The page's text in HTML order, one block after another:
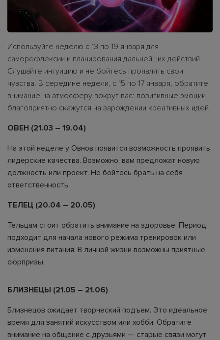
Используйте неделю с 13 по 19 января для
саморефлексии и планирования дальнейших действий.
Слушайте интуицию и не бойтесь проявлять свои
чувства. В середине недели, с 15 по 17 января, обратите
внимание на атмосферу вокруг вас: позитивные эмоции
благоприятно скажутся на зарождении креативных идей.
ОВЕН (21.03 – 19.04)
На этой неделе у Овнов появится возможность проявить
лидерские качества. Возможно, вам предложат новую
должность или проект. Не бойтесь брать на себя
ответственность.
ТЕЛЕЦ (20.04 – 20.05)
Тельцам стоит обратить внимание на здоровье. Период
подходит для начала нового режима тренировок или
изменения питания. В личной жизни возможны приятные
сюрпризы.
БЛИЗНЕЦЫ (21.05 – 21.06)
Близнецов ожидает творческий подъем. Это идеальное
время для занятий искусством или хобби. Обратите
внимание на общение с друзьями — старые связи могут